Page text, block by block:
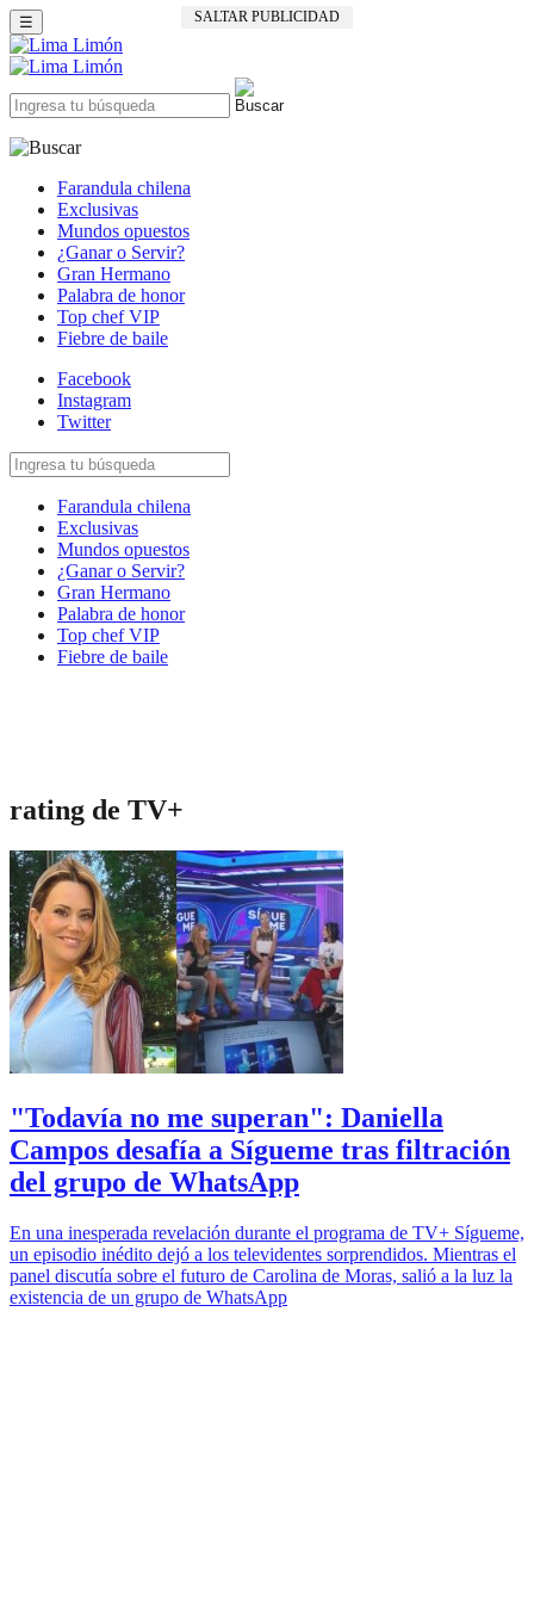
SALTAR PUBLICIDAD
☰
Farandula chilena
Exclusivas
Mundos opuestos
¿Ganar o Servir?
Gran Hermano
Palabra de honor
Top chef VIP
Fiebre de baile
Facebook
Instagram
Twitter
Farandula chilena
Exclusivas
Mundos opuestos
¿Ganar o Servir?
Gran Hermano
Palabra de honor
Top chef VIP
Fiebre de baile
rating de TV+
"Todavía no me superan": Daniella
Campos desafía a Sígueme tras filtración
del grupo de WhatsApp
En una inesperada revelación durante el programa de TV+ Sígueme,
un episodio inédito dejó a los televidentes sorprendidos. Mientras el
panel discutía sobre el futuro de Carolina de Moras, salió a la luz la
existencia de un grupo de WhatsApp